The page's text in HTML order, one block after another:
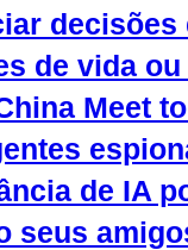
decisões
de vida
Meet
de IA
seus